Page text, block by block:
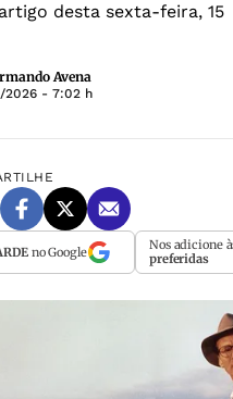
desta sexta-feira, 15
Avena
2026 - 7:02 h
no Google Nos adicione
preferidas